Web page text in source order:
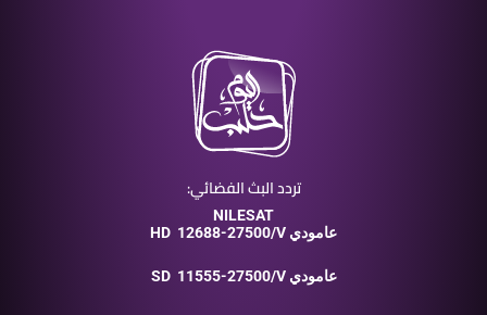
تردد البث الفضائي:
NILESAT
HD
12688-27500/V عامودي
SD 11555-27500/V عامودي